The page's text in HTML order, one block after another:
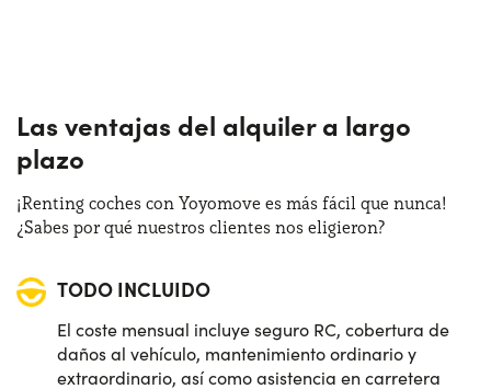
Tracción:Anterior
Plazas de estacionamiento:
Potencia:
Distintivo:D
160 cm
Maletero:
Las ventajas del alquiler a largo
plazo
¡Renting coches con Yoyomove es más fácil que nunca!
¿Sabes por qué nuestros clientes nos eligieron?
TODO INCLUIDO
El coste mensual incluye seguro RC, cobertura de
daños al vehículo, mantenimiento ordinario y
extraordinario, así como asistencia en carretera